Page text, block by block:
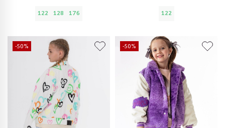
122 128 176 122
-50% -50%